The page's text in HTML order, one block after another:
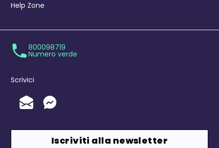
Help Zone
800098719
Numero verde
Scrivici
Invia un'Email
Messenger
Iscriviti alla newsletter